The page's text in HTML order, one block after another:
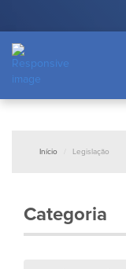
Início Legislação
Categoria